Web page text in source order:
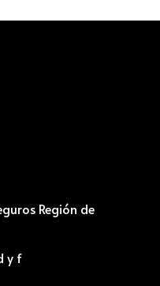
Región de
y f